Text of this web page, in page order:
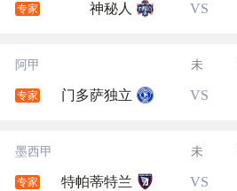
专家 神秘人 VS
阿甲 未
专家 门多萨独立 VS
墨西甲 未
专家 特帕蒂特兰 VS